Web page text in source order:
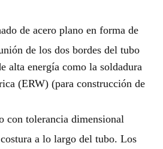
de acero plano en forma de
de los dos bordes del tubo
alta energía como la soldadura
(ERW) (para construcción de
con tolerancia dimensional
a lo largo del tubo. Los